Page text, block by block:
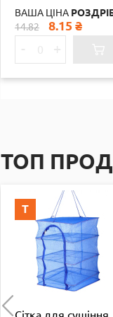
ВАША ЦІНА
14.82
8.15 ₴
ТОП
Т